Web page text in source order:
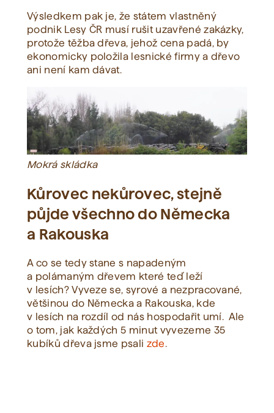
Výsledkem pak je, že státem vlastněný
podnik Lesy ČR musí rušit uzavřené zakázky,
protože těžba dřeva, jehož cena padá, by
ekonomicky položila lesnické firmy a dřevo
ani není kam dávat.
Mokrá skládka
Kůrovec nekůrovec, stejně
půjde všechno do Německa
a Rakouska
A co se tedy stane s napadeným
a polámaným dřevem které teď leží
v lesích? Vyveze se, syrové a nezpracované,
většinou do Německa a Rakouska, kde
v lesích na rozdíl od nás hospodařit umí. Ale
o tom, jak každých 5 minut vyvezeme 35
kubíků dřeva jsme psali zde.